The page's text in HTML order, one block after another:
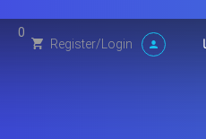
Register/Login
0